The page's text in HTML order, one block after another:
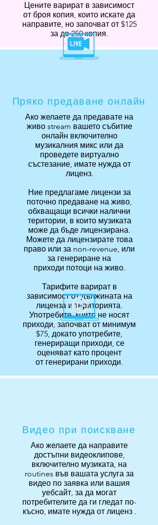
Цените варират в зависимост
от броя копия, които искате да
направите, но започват от $125
за до 250 копия.
Пряко предаване онлайн
Ако желаете да предавате на
живо stream вашето събитие
онлайн включително
музикалния микс или да
проведете виртуално
състезание, имате нужда от
лиценз.
Ние предлагаме лицензи за
поточно предаване на живо,
обхващащи всички налични
територии, в които музиката
може да бъде лицензирана.
Можете да лицензирате това
право или за non-revenue, или
за генериране на
приходи потоци на живо.
Тарифите варират в
зависимост от дължината на
лиценза и територията.
Употребите, които не носят
приходи, започват от минимум
$75, докато употребите,
генериращи приходи, се
оценяват като процент
от генерирани приходи.
Видео при поискване
Ако желаете да направите
достъпни видеоклипове,
включително музиката, на
routines във вашата услуга за
видео по заявка или вашия
уебсайт, за да могат
потребителите да ги гледат по-
късно, имате нужда от лиценз .